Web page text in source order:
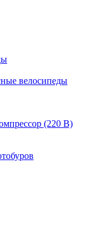
велосипеды
(220 В)